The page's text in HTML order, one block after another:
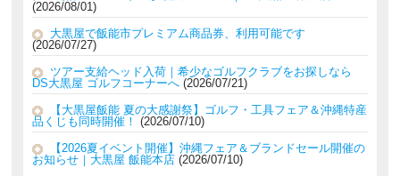
2026/08/01
大黒屋で飯能市プレミアム商品券、利用可能です
2026/07/27
ツアー支給ヘッド入荷｜希少なゴルフクラブをお探しなら
DS大黒屋 ゴルフコーナーへ 2026/07/21
【大黒屋飯能 夏の大感謝祭】ゴルフ・工具フェア＆沖縄特産
品くじも同時開催！
2026/07/10
【2026夏イベント開催】沖縄フェア＆ブランドセール開催の
お知らせ｜大黒屋 飯能本店 2026/07/10